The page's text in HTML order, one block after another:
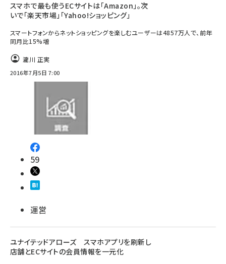
スマホで最も使うECサイトは「Amazon」。次
いで「楽天市場」「Yahoo!ショッピング」
スマートフォンからネットショッピングを楽しむユーザーは4857万人で、前年
同月比15%増
瀧川 正実
2016年7月5日 7:00
59
運営
ユナイテッドアローズ スマホアプリを刷新し
店舗とECサイトの会員情報を一元化